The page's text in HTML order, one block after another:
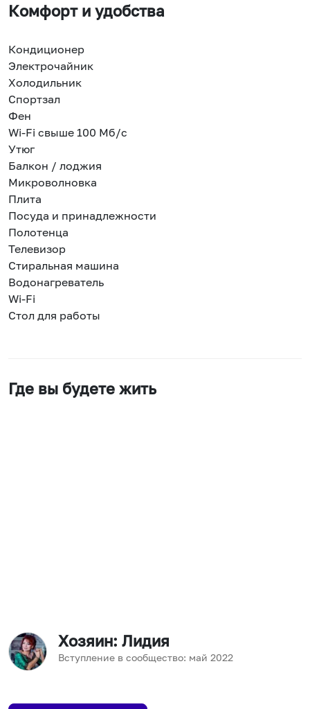
Комфорт и удобства
Кондиционер
Электрочайник
Холодильник
Спортзал
Фен
Wi-Fi свыше 100 Мб/с
Утюг
Балкон / лоджия
Микроволновка
Плита
Посуда и принадлежности
Полотенца
Телевизор
Стиральная машина
Водонагреватель
Wi-Fi
Стол для работы
Где вы будете жить
Хозяин: Лидия
Вступление в сообщество: май 2022